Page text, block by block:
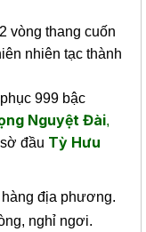
vòng thang cuốn
nhiên tạc thành
999 bậc
Nguyệt Đài,
sờ đầu Tỳ Hưu
địa phương.
nghỉ ngơi.